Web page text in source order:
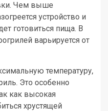
Чем выше
устройство и
готовиться пища. В
варьируется от
температуру,
Это особенно
как высокая
хрустящей